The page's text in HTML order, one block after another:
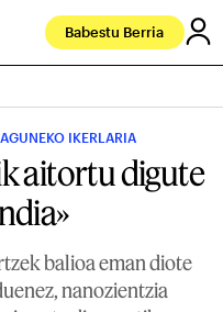
Babestu Berria
IKERLARIA
aitortu digute
balioa eman diote
nanozientzia